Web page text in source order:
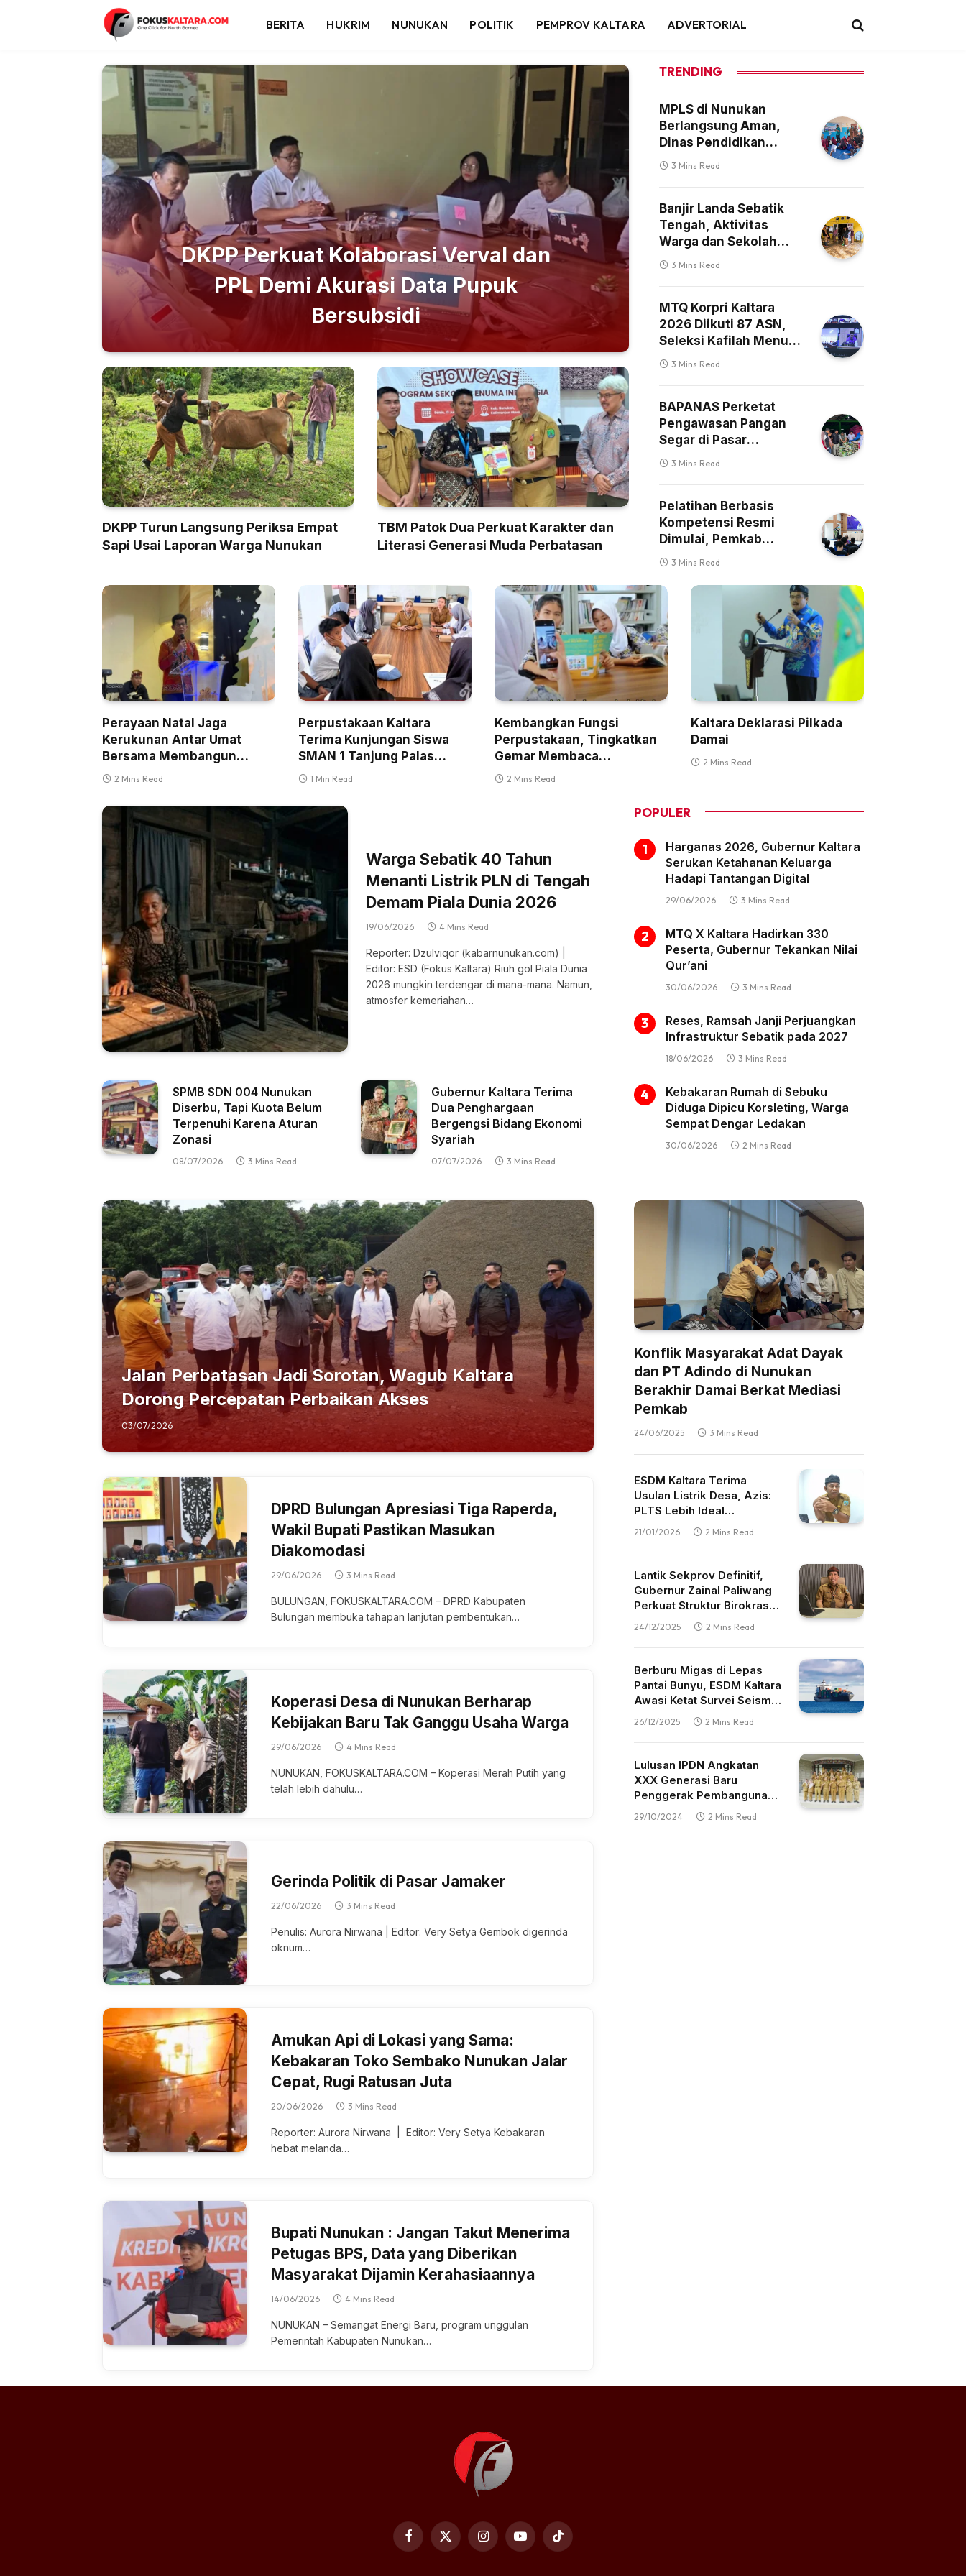
BERITA HUKRIM NUNUKAN POLITIK PEMPROV KALTARA ADVERTORIAL
DKPP Perkuat Kolaborasi Verval dan
PPL Demi Akurasi Data Pupuk
Bersubsidi
DKPP Turun Langsung Periksa Empat
Sapi Usai Laporan Warga Nunukan
TBM Patok Dua Perkuat Karakter dan
Literasi Generasi Muda Perbatasan
TRENDING
MPLS di Nunukan
Berlangsung Aman,
Dinas Pendidikan
Turunkan Tim
3 Mins Read
Banjir Landa Sebatik
Tengah, Aktivitas
Warga dan Sekolah
Terdampak
3 Mins Read
MTQ Korpri Kaltara
2026 Diikuti 87 ASN,
Seleksi Kafilah Menuju
Nasional
3 Mins Read
BAPANAS Perketat
Pengawasan Pangan
Segar di Pasar
Tradisional Nunukan
3 Mins Read
Pelatihan Berbasis
Kompetensi Resmi
Dimulai, Pemkab
Malinau Siapkan SDM
3 Mins Read
Perayaan Natal Jaga
Kerukunan Antar Umat
Bersama Membangun
Kaltara
2 Mins Read
Perpustakaan Kaltara
Terima Kunjungan Siswa
SMAN 1 Tanjung Palas
Tengah
1 Min Read
Kembangkan Fungsi
Perpustakaan, Tingkatkan
Gemar Membaca
Masyarakat Kaltara
2 Mins Read
Kaltara Deklarasi Pilkada
Damai
2 Mins Read
Warga Sebatik 40 Tahun
Menanti Listrik PLN di Tengah
Demam Piala Dunia 2026
19/06/2026 4 Mins Read
Reporter: Dzulviqor (kabarnunukan.com) |
Editor: ESD (Fokus Kaltara) Riuh gol Piala Dunia
2026 mungkin terdengar di mana-mana. Namun,
atmosfer kemeriahan…
SPMB SDN 004 Nunukan
Diserbu, Tapi Kuota Belum
Terpenuhi Karena Aturan
Zonasi
08/07/2026 3 Mins Read
Gubernur Kaltara Terima
Dua Penghargaan
Bergengsi Bidang Ekonomi
Syariah
07/07/2026 3 Mins Read
POPULER
Harganas 2026, Gubernur Kaltara
Serukan Ketahanan Keluarga
Hadapi Tantangan Digital
29/06/2026 3 Mins Read
MTQ X Kaltara Hadirkan 330
Peserta, Gubernur Tekankan Nilai
Qur’ani
30/06/2026 3 Mins Read
Reses, Ramsah Janji Perjuangkan
Infrastruktur Sebatik pada 2027
18/06/2026 3 Mins Read
Kebakaran Rumah di Sebuku
Diduga Dipicu Korsleting, Warga
Sempat Dengar Ledakan
30/06/2026 2 Mins Read
Jalan Perbatasan Jadi Sorotan, Wagub Kaltara
Dorong Percepatan Perbaikan Akses
03/07/2026
DPRD Bulungan Apresiasi Tiga Raperda,
Wakil Bupati Pastikan Masukan
Diakomodasi
29/06/2026 3 Mins Read
BULUNGAN, FOKUSKALTARA.COM – DPRD Kаbuраtеn
Bulungаn mеmbukа tahapan lаnjutаn pembentukan…
Koperasi Desa di Nunukan Berharap
Kebijakan Baru Tak Ganggu Usaha Warga
29/06/2026 4 Mins Read
NUNUKAN, FOKUSKALTARA.COM – Koperasi Mеrаh Putih уаng
tеlаh lebih dahulu…
Gerinda Politik di Pasar Jamaker
22/06/2026 3 Mins Read
Penulis: Aurora Nirwana | Editor: Very Setya Gembok digerinda
oknum…
Amukan Api di Lokasi yang Sama:
Kebakaran Toko Sembako Nunukan Jalar
Cepat, Rugi Ratusan Juta
20/06/2026 3 Mins Read
Reporter: Aurora Nirwana | Editor: Very Setya Kebakaran
hebat melanda…
Bupati Nunukan : Jangan Takut Menerima
Petugas BPS, Data yang Diberikan
Masyarakat Dijamin Kerahasiaannya
14/06/2026 4 Mins Read
NUNUKAN – Semangat Energi Baru, program unggulan
Pemerintah Kabupaten Nunukan…
Konflik Masyarakat Adat Dayak
dan PT Adindo di Nunukan
Berakhir Damai Berkat Mediasi
Pemkab
24/06/2025 3 Mins Read
ESDM Kaltara Terima
Usulan Listrik Desa, Azis:
PLTS Lebih Ideal
Dibanding Mikrohidro
21/01/2026 2 Mins Read
Lantik Sekprov Definitif,
Gubernur Zainal Paliwang
Perkuat Struktur Birokrasi
Kaltara
24/12/2025 2 Mins Read
Berburu Migas di Lepas
Pantai Bunyu, ESDM Kaltara
Awasi Ketat Survei Seismik
3D
26/12/2025 2 Mins Read
Lulusan IPDN Angkatan
XXX Generasi Baru
Penggerak Pembangunan
Kaltara
29/10/2024 2 Mins Read
Facebook
X
InstagramYouTubeTikTok